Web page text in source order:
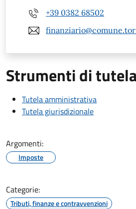
+39 0382 68502
Strumenti di
Tutela amministrativa
Tutela giurisdizionale
Argomenti:
Imposte
Categorie:
Tributi, finanze e contravvenzioni